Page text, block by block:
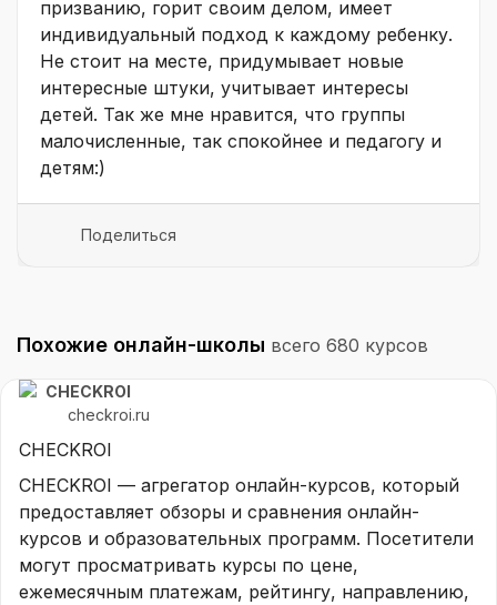
призванию, горит своим делом, имеет
индивидуальный подход к каждому ребенку.
Не стоит на месте, придумывает новые
интересные штуки, учитывает интересы
детей. Так же мне нравится, что группы
малочисленные, так спокойнее и педагогу и
детям:)
Поделиться
Похожие онлайн-школы всего 680 курсов
CHECKROI
checkroi.ru
CHECKROI
CHECKROI — агрегатор онлайн-курсов, который
предоставляет обзоры и сравнения онлайн-
курсов и образовательных программ. Посетители
могут просматривать курсы по цене,
ежемесячным платежам, рейтингу, направлению,